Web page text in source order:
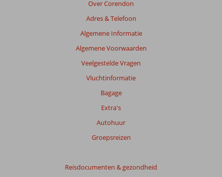
Over Corendon
Adres & Telefoon
Algemene Informatie
Algemene Voorwaarden
Veelgestelde Vragen
Vluchtinformatie
Bagage
Extra's
Autohuur
Groepsreizen
Reisdocumenten & gezondheid